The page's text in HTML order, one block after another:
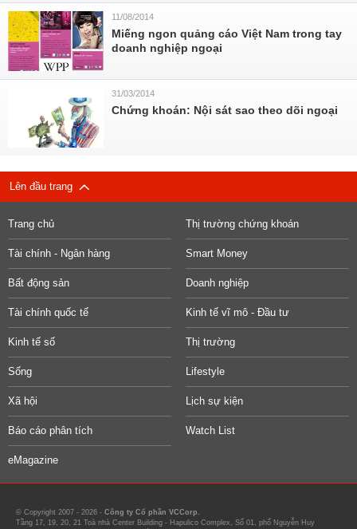
11/08/2014
Miếng ngon quảng cáo Việt Nam trong tay
doanh nghiệp ngoại
31/03/2014
Chứng khoán: Nội sát sao theo dõi ngoại
Lên đầu trang
Trang chủ Thị trường chứng khoán
Tài chính - Ngân hàng Smart Money
Bất động sản Doanh nghiệp
Tài chính quốc tế Kinh tế vĩ mô - Đầu tư
Kinh tế số Thị trường
Sống Lifestyle
Xã hội Lịch sự kiện
Báo cáo phân tích Watch List
eMagazine
© Copyright 2007 - 2026 - Công ty Cổ phần VCCorp.
Tầng 17, 19, 20, 21 Toà nhà Center Building - Hapulico Complex, Số 01, phố Nguyễn Huy